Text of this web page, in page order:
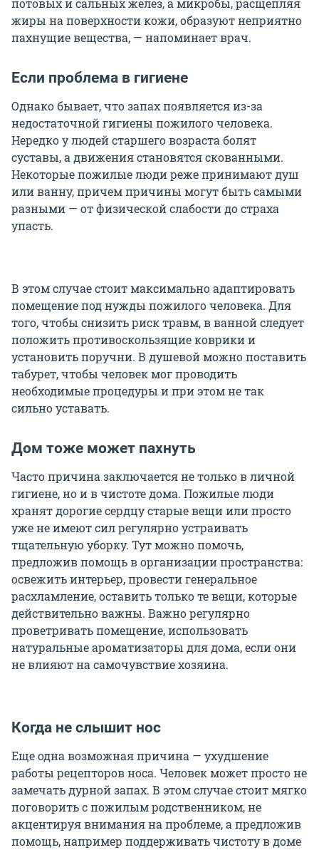
потовых и сальных желез, а микробы, расщепляя
жиры на поверхности кожи, образуют неприятно
пахнущие вещества, — напоминает врач.
Если проблема в гигиене
Однако бывает, что запах появляется из-за
недостаточной гигиены пожилого человека.
Нередко у людей старшего возраста болят
суставы, а движения становятся скованными.
Некоторые пожилые люди реже принимают душ
или ванну, причем причины могут быть самыми
разными — от физической слабости до страха
упасть.
В этом случае стоит максимально адаптировать
помещение под нужды пожилого человека. Для
того, чтобы снизить риск травм, в ванной следует
положить противоскользящие коврики и
установить поручни. В душевой можно поставить
табурет, чтобы человек мог проводить
необходимые процедуры и при этом не так
сильно уставать.
Дом тоже может пахнуть
Часто причина заключается не только в личной
гигиене, но и в чистоте дома. Пожилые люди
хранят дорогие сердцу старые вещи или просто
уже не имеют сил регулярно устраивать
тщательную уборку. Тут можно помочь,
предложив помощь в организации пространства:
освежить интерьер, провести генеральное
расхламление, оставить только те вещи, которые
действительно важны. Важно регулярно
проветривать помещение, использовать
натуральные ароматизаторы для дома, если они
не влияют на самочувствие хозяина.
Когда не слышит нос
Еще одна возможная причина — ухудшение
работы рецепторов носа. Человек может просто не
замечать дурной запах. В этом случае стоит мягко
поговорить с пожилым родственником, не
акцентируя внимания на проблеме, а предложив
помощь, например поддерживать чистоту в доме